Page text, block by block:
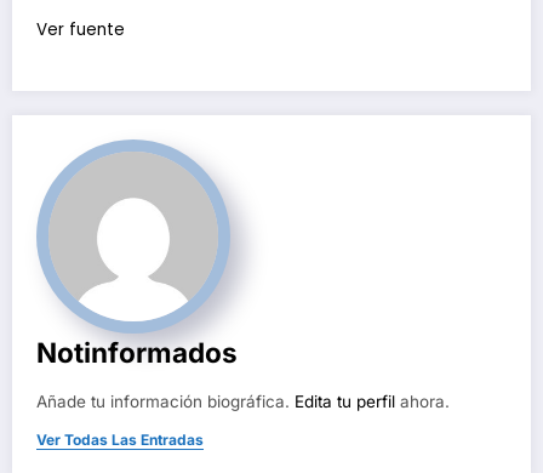
Ver fuente
Notinformados
Añade tu información biográfica. Edita tu perfil ahora.
Ver Todas Las Entradas